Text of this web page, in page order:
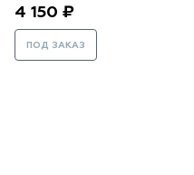
4 150 ₽
ПОД ЗАКАЗ